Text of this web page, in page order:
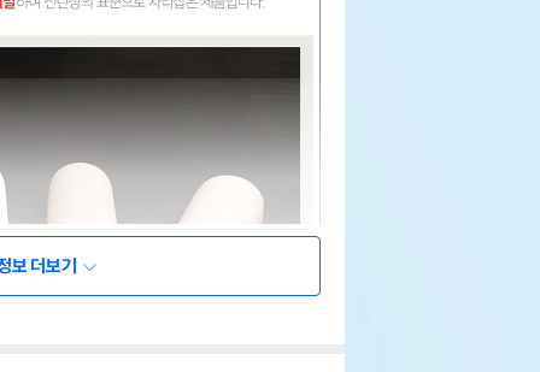
보 더보기